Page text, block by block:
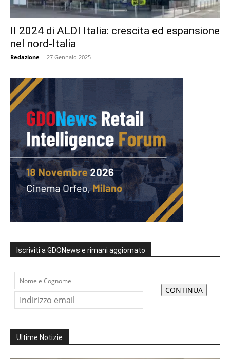
Il 2024 di ALDI Italia: crescita ed espansione
nel nord-Italia
Redazione - 27 Gennaio 2025
Iscriviti a GDONews e rimani aggiornato
Ultime Notizie